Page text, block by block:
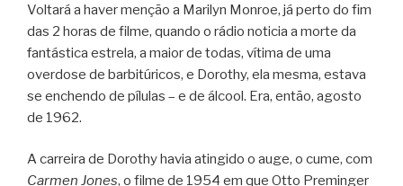
Voltará a haver menção a Marilyn Monroe, já perto do fim
das 2 horas de filme, quando o rádio noticia a morte da
fantástica estrela, a maior de todas, vítima de uma
overdose de barbitúricos, e Dorothy, ela mesma, estava
se enchendo de pílulas – e de álcool. Era, então, agosto
de 1962.
A carreira de Dorothy havia atingido o auge, o cume, com
Carmen Jones, o filme de 1954 em que Otto Preminger